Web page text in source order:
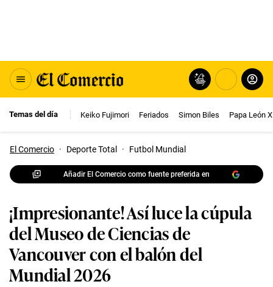
Temas del día Keiko Fujimori Feriados Simon Biles Papa León
El Comercio · Deporte Total · Futbol Mundial
Añadir El Comercio como fuente preferida en
¡Impresionante! Así luce la cúpula
del Museo de Ciencias de
Vancouver con el balón del
Mundial 2026